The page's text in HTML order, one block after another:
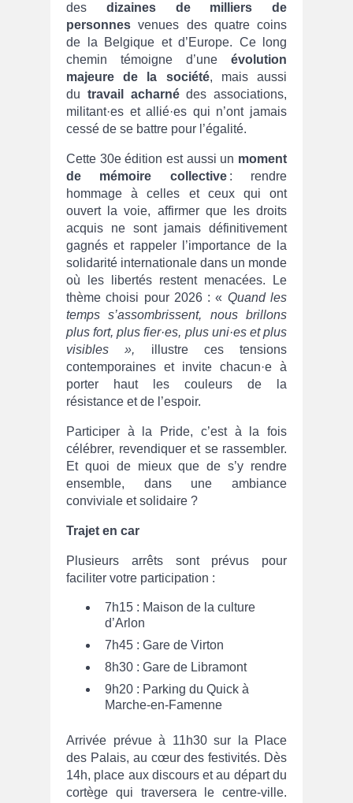
des dizaines de milliers de
personnes venues des quatre coins
de la Belgique et d’Europe. Ce long
chemin témoigne d’une évolution
majeure de la société, mais aussi
du travail acharnédes associations,
militant·es et allié·es qui n’ont jamais
cessé de se battre pour l’égalité.
Cette 30e édition est aussi un moment
de mémoire collective: rendre
hommage à celles et ceux qui ont
ouvert la voie, affirmer que les droits
acquis ne sont jamais définitivement
gagnés et rappeler l’importance de la
solidarité internationale dans un monde
où les libertés restent menacées. Le
thème choisi pour 2026 : « Quand les
temps s’assombrissent, nous brillons
plus fort, plus fier·es, plus uni·es et plus
visibles », illustre ces tensions
contemporaines et invite chacun·e à
porter haut les couleurs de la
résistance et de l’espoir.
Participer à la Pride, c’est à la fois
célébrer, revendiquer et se rassembler.
Et quoi de mieux que de s’y rendre
ensemble, dans une ambiance
conviviale et solidaire ?
Trajet en car
Plusieurs arrêts sont prévus pour
faciliter votre participation :
7h15 : Maison de la culture
d’Arlon
7h45 : Gare de Virton
8h30 : Gare de Libramont
9h20 : Parking du Quick à
Marche-en-Famenne
Arrivée prévue à 11h30 sur la Place
des Palais, au cœur des festivités. Dès
14h, place aux discours et au départ du
cortège qui traversera le centre-ville.